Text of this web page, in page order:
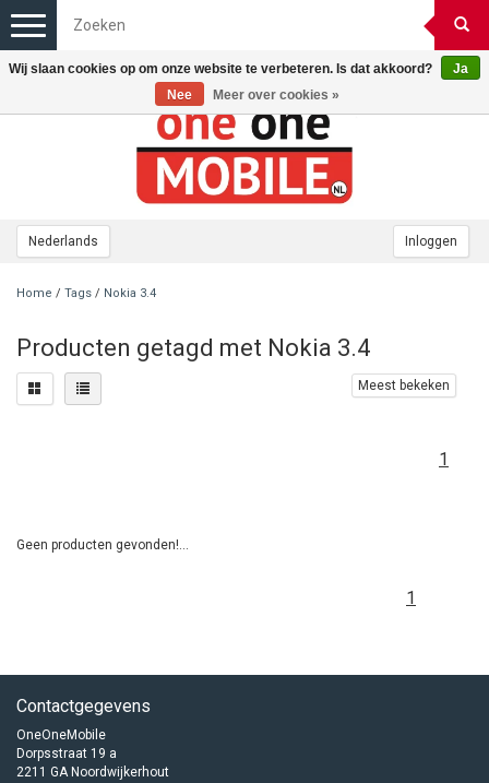
Nederlands Inloggen
Toggle
navigation
Home / Tags / Nokia 3.4
Producten getagd met Nokia 3.4
Meest bekeken
1
Geen producten gevonden!...
1
Contactgegevens
OneOneMobile
Dorpsstraat 19 a
2211 GA Noordwijkerhout
Wij slaan cookies op om onze website te verbeteren. Is dat akkoord?
Ja
Nee
Meer over cookies »